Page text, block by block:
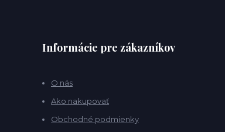
Informácie pre zákazníkov
O nás
Ako nakupovať
Obchodné podmienky